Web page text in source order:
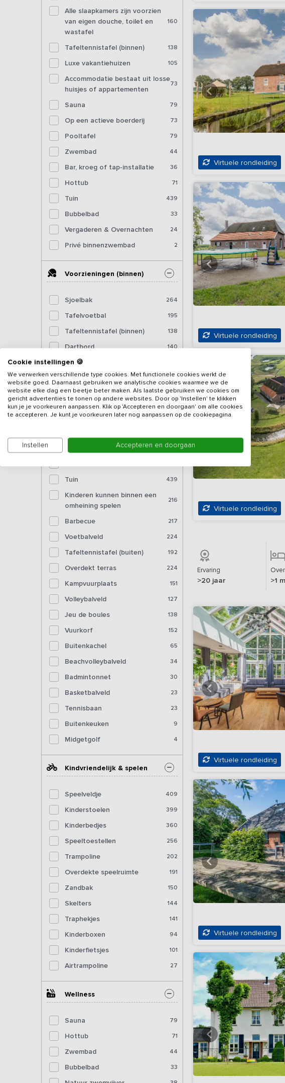
Alle slaapkamers zijn voorzien
van eigen douche, toilet en
wastafel
160
Tafeltennistafel (binnen) 138
Luxe vakantiehuizen 105
Accommodatie bestaat uit losse
huisjes of appartementen
73
Sauna 79
Op een actieve boerderij 73
Pooltafel 79
Zwembad 44
Bar, kroeg of tap-installatie 36
Hottub 71
Tuin 439
Bubbelbad 33
Vergaderen & Overnachten 24
Privé binnenzwembad 2
Voorzieningen (binnen)
Sjoelbak 264
Tafelvoetbal 195
Tafeltennistafel (binnen) 138
Dartbord 140
Pooltafel
Biljart 36
Fitnessapparatuur 7
Bioscoop 10
Voorzieningen (buiten)
Tuin 439
Kinderen kunnen binnen een
omheining spelen
216
Barbecue 217
Voetbalveld 224
Tafeltennistafel (buiten) 192
Overdekt terras 224
Kampvuurplaats 151
Volleybalveld 127
Jeu de boules 138
Vuurkorf 152
Buitenkachel 65
Beachvolleybalveld 34
Badmintonnet 30
Basketbalveld 23
Tennisbaan 23
Buitenkeuken 9
Midgetgolf 4
Kindvriendelijk & spelen
Speelveldje 409
Kinderstoelen 399
Kinderbedjes 360
Speeltoestellen 256
Trampoline 202
Overdekte speelruimte 191
Zandbak 150
Skelters 144
Traphekjes 141
Kinderboxen 94
Kinderfietsjes 101
Airtrampoline 27
Wellness
Sauna 79
Hottub 71
Zwembad 44
Bubbelbad 33
Virtuele rondleiding
Virtuele rondleiding
Virtuele rondleiding
Ervaring
>20 jaar >1
Virtuele rondleiding
Virtuele rondleiding
Cookie instellingen 🍪
We verwerken verschillende type cookies. Met functionele cookies werkt de
website goed. Daarnaast gebruiken we analytische cookies waarmee we de
website elke dag een beetje beter maken. Als laatste gebruiken we cookies om
gericht advertenties te tonen op andere websites. Door op 'Instellen' te klikken
kun je je voorkeuren aanpassen. Klik op 'Accepteren en doorgaan' om alle cookies
te accepteren. Je kunt je voorkeuren later nog aanpassen op de cookiepagina.
Instellen Accepteren en doorgaan